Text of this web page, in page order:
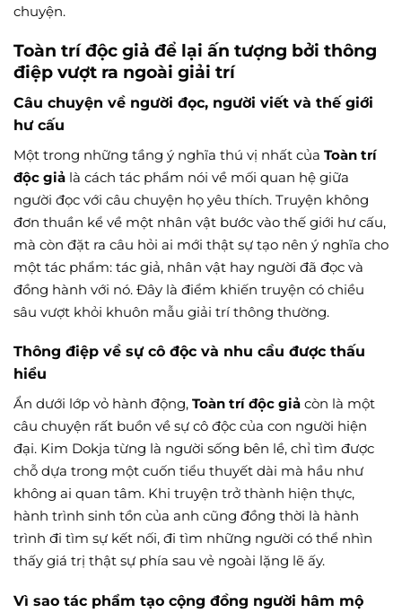
chuyện.
Toàn trí độc giả để lại ấn tượng bởi thông
điệp vượt ra ngoài giải trí
Câu chuyện về người đọc, người viết và thế giới
hư cấu
Một trong những tầng ý nghĩa thú vị nhất của Toàn trí
độc giả là cách tác phẩm nói về mối quan hệ giữa
người đọc với câu chuyện họ yêu thích. Truyện không
đơn thuần kể về một nhân vật bước vào thế giới hư cấu,
mà còn đặt ra câu hỏi ai mới thật sự tạo nên ý nghĩa cho
một tác phẩm: tác giả, nhân vật hay người đã đọc và
đồng hành với nó. Đây là điểm khiến truyện có chiều
sâu vượt khỏi khuôn mẫu giải trí thông thường.
Thông điệp về sự cô độc và nhu cầu được thấu
hiểu
Ẩn dưới lớp vỏ hành động, Toàn trí độc giả còn là một
câu chuyện rất buồn về sự cô độc của con người hiện
đại. Kim Dokja từng là người sống bên lề, chỉ tìm được
chỗ dựa trong một cuốn tiểu thuyết dài mà hầu như
không ai quan tâm. Khi truyện trở thành hiện thực,
hành trình sinh tồn của anh cũng đồng thời là hành
trình đi tìm sự kết nối, đi tìm những người có thể nhìn
thấy giá trị thật sự phía sau vẻ ngoài lặng lẽ ấy.
Vì sao tác phẩm tạo cộng đồng người hâm mộ